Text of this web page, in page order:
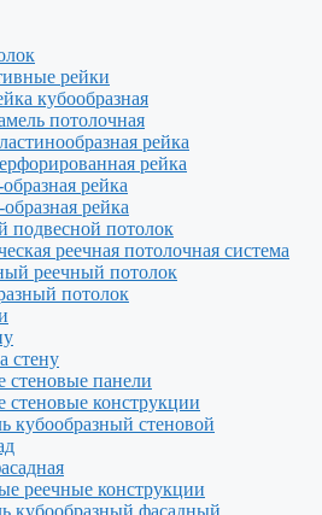
рейки
кубообразная
потолочная
рейка
рейка
рейка
рейка
подвесной потолок
реечная потолочная система
реечный потолок
потолок
стену
стеновые панели
стеновые конструкции
кубообразный стеновой
реечные конструкции
кубообразный фасадный